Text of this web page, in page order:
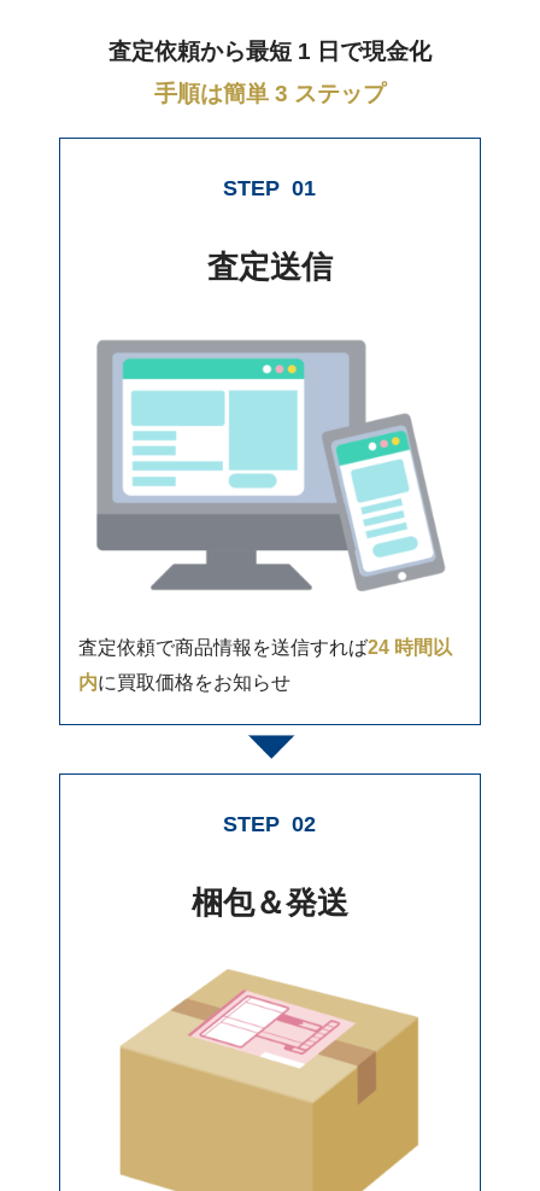
査定依頼から最短 1 日で現金化
手順は簡単 3 ステップ
STEP 01
査定送信
査定依頼で商品情報を送信すれば24 時間以
内に買取価格をお知らせ
STEP 02
梱包＆発送